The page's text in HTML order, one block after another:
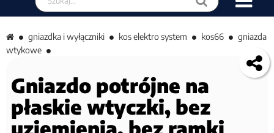
gniazdka i wyłączniki kos elektro system kos66
gniazda
wtykowe
Gniazdo potrójne na
płaskie wtyczki, bez
uziemienia, bez ramki